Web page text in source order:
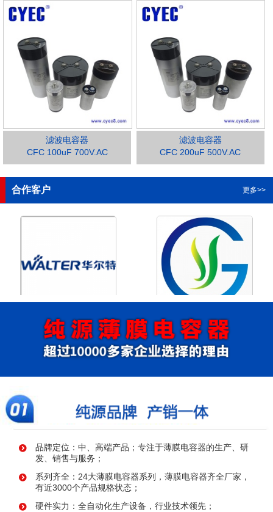
滤波电容器
CFC 100uF 700V.AC
滤波电容器
CFC 200uF 500V.AC
合作客户 更多>>
浙江华尔特机电股份有限公
司
浙江格瑶科技股份有限公司
品牌定位：中、高端产品；专注于薄膜电容器的生产、研
发、销售与服务；
系列齐全：24大薄膜电容器系列，薄膜电容器齐全厂家，
有近3000个产品规格状态；
硬件实力：全自动化生产设备，行业技术领先；